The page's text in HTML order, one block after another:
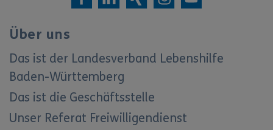
Über uns
Das ist der Landesverband Lebenshilfe
Baden-Württemberg
Das ist die Geschäftsstelle
Unser Referat Freiwilligendienst